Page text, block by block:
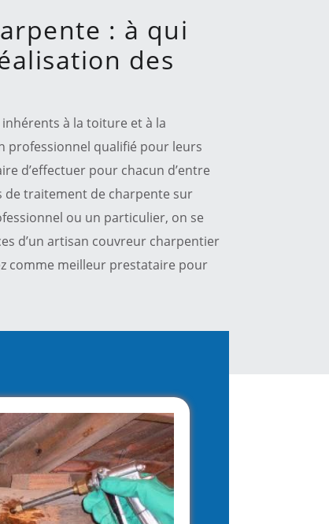
: à qui
des
à la toiture et à la
professionnel qualifié pour leurs
d’effectuer pour chacun d’entre
traitement de charpente sur
ou un particulier, on se
d’un artisan couvreur charpentier
comme meilleur prestataire pour